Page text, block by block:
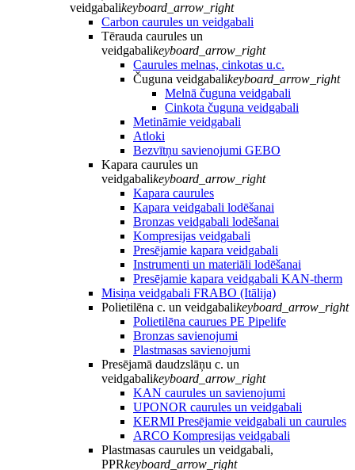
veidgabalikeyboard_arrow_right
Carbon caurules un veidgabali
Tērauda caurules un
veidgabalikeyboard_arrow_right
Caurules melnas, cinkotas u.c.
Čuguna veidgabalikeyboard_arrow_right
Melnā čuguna veidgabali
Cinkota čuguna veidgabali
Metināmie veidgabali
Atloki
Bezvītņu savienojumi GEBO
Kapara caurules un
veidgabalikeyboard_arrow_right
Kapara caurules
Kapara veidgabali lodēšanai
Bronzas veidgabali lodēšanai
Kompresijas veidgabali
Presējamie kapara veidgabali
Instrumenti un materiāli lodēšanai
Presējamie kapara veidgabali KAN-therm
Misiņa veidgabali FRABO (Itālija)
Polietilēna c. un veidgabalikeyboard_arrow_right
Polietilēna caurues PE Pipelife
Bronzas savienojumi
Plastmasas savienojumi
Presējamā daudzslāņu c. un
veidgabalikeyboard_arrow_right
KAN caurules un savienojumi
UPONOR caurules un veidgabali
KERMI Presējamie veidgabali un caurules
ARCO Kompresijas veidgabali
Plastmasas caurules un veidgabali,
PPRkeyboard_arrow_right